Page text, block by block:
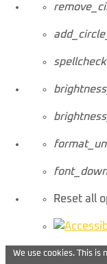
spellcheck
Reset all
We use cookies. This